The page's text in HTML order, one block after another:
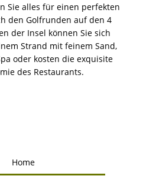
Sie alles für einen perfekten
den Golfrunden auf den 4
der Insel können Sie sich
Strand mit feinem Sand,
oder kosten die exquisite
des Restaurants.
Home